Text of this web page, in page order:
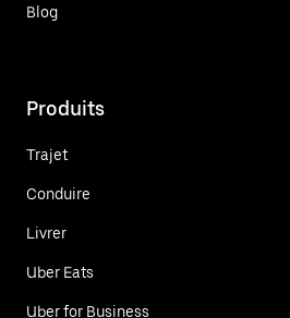
Blog
Produits
Trajet
Conduire
Livrer
Uber Eats
Uber for Business